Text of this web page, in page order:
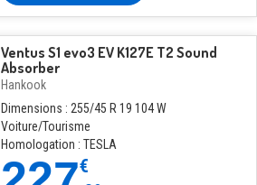
Ventus S1 evo3 EV K127E T2 Sound
Absorber
Hankook
Dimensions : 255/45 R 19 104 W
Voiture/Tourisme
Homologation : TESLA
€